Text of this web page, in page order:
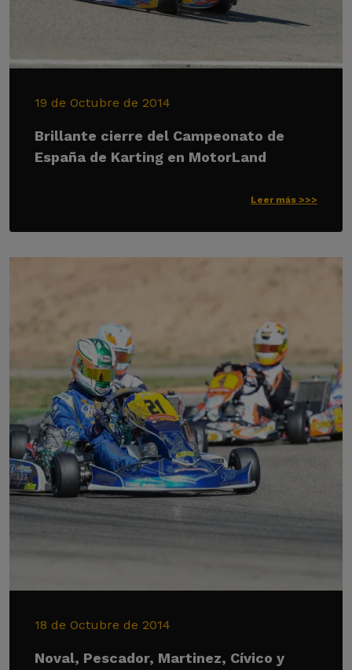
19 de Octubre de 2014
Brillante cierre del Campeonato de
España de Karting en MotorLand
Leer más >>>
18 de Octubre de 2014
Noval, Pescador, Martinez, Cívico y